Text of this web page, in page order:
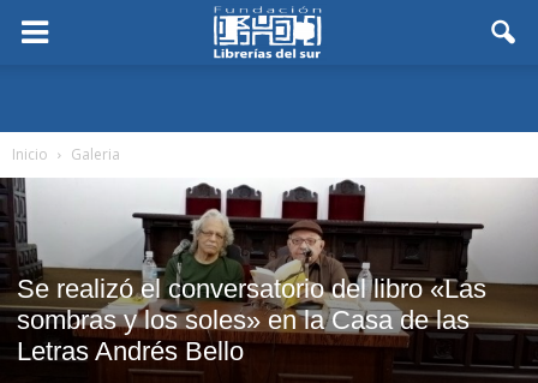
Inicio Galeria
Se realizó el conversatorio del libro «Las
sombras y los soles» en la Casa de las
Letras Andrés Bello